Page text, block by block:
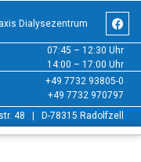
Dialysezentrum
07:45 – 12:30 Uhr
14:00 – 17:00 Uhr
+49 7732 93805-0
+49 7732 970797
48 | D-78315 Radolfzell